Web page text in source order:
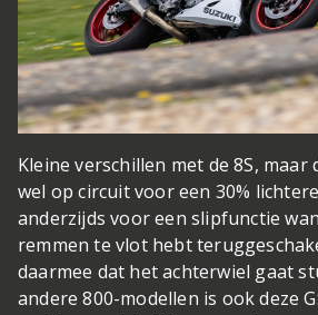
Kleine verschillen met de 8S, maar
wel op circuitvoor een 30%
anderzijds voor een slipfunctie
remmen te vlot hebt
daarmee dat het achterwiel gaat
andere 800-modellen is ook deze